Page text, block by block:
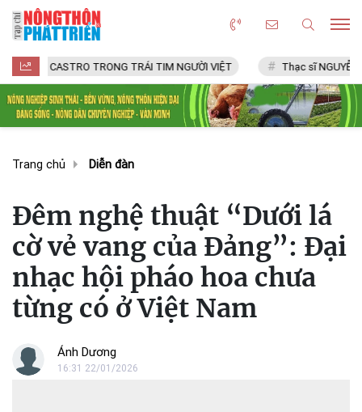
TRONG TRÁI TIM NGƯỜI VIỆT Thạc sĩ NGUYỄN VĂN CHÍ
Trang chủ Diễn đàn
Đêm nghệ thuật “Dưới lá
cờ vẻ vang của Đảng”: Đại
nhạc hội pháo hoa chưa
từng có ở Việt Nam
Ánh Dương
16:31 22/01/2026